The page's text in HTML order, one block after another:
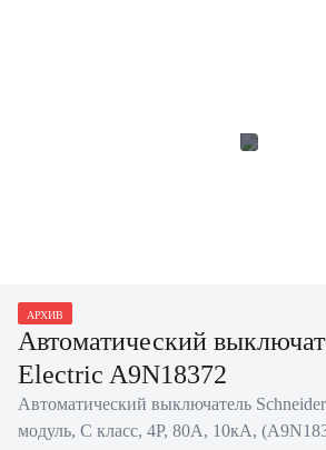
АРХИВ
Автоматический
Electric A9N18372
Автоматический выключатель
модуль, C класс, 4P, 80А, 10кА,